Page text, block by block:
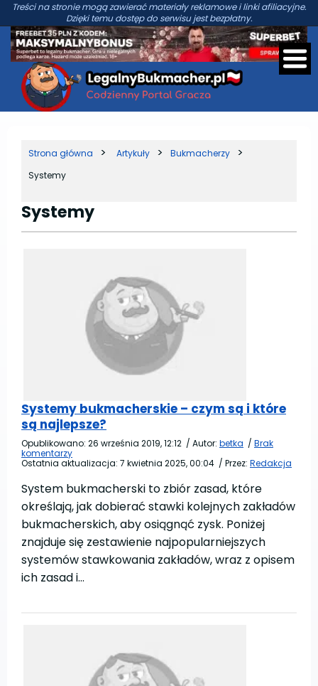
Treści na stronie mogą zawierać materiały reklamowe i linki afiliacyjne.
Dzięki temu dostęp do serwisu jest bezpłatny.
Strona główna Artykuły
Bukmacherzy
Systemy
Systemy
Systemy bukmacherskie – czym są i które
są najlepsze?
Opublikowano: 26 września 2019, 12:12 / Autor: betka / Brak
komentarzy
Ostatnia aktualizacja: 7 kwietnia 2025, 00:04 / Przez: Redakcja
System bukmacherski to zbiór zasad, które
określają, jak dobierać stawki kolejnych zakładów
bukmacherskich, aby osiągnąć zysk. Poniżej
znajduje się zestawienie najpopularniejszych
systemów stawkowania zakładów, wraz z opisem
ich zasad i…